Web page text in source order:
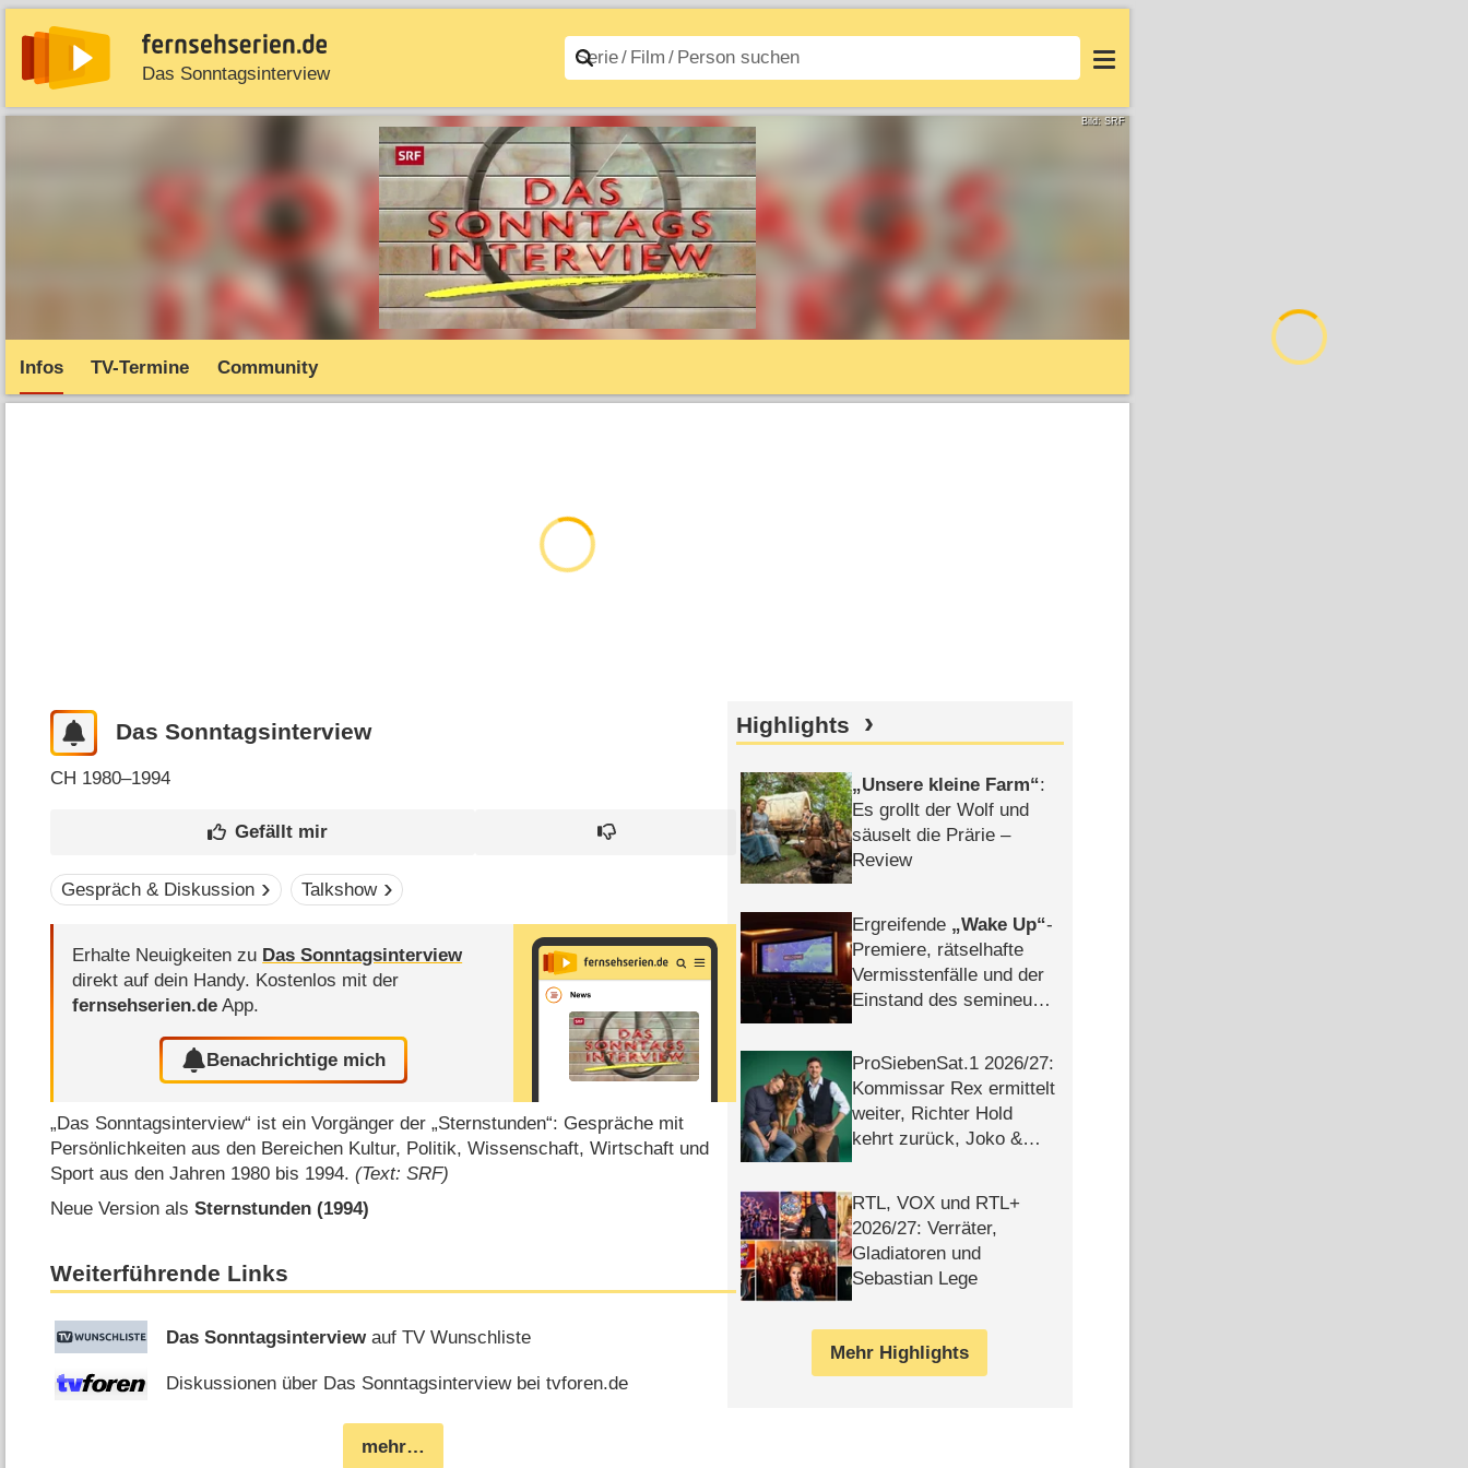
Das Sonntagsinterview
News Entdecken Streaming Filme A–Z Login
Bild: SRF
Infos TV-Termine Community
Das Sonntagsinterview
CH 1980–1994
Gespräch & Diskussion Talkshow
Erhalte Neuigkeiten zu Das Sonntagsinterview
direkt auf dein Handy. Kostenlos mit der
fernsehserien.de App.
Benachrichtige mich
„Das Sonntagsinterview“ ist ein Vorgänger der „Sternstunden“: Gespräche mit
Persönlichkeiten aus den Bereichen Kultur, Politik, Wissenschaft, Wirtschaft und
Sport aus den Jahren 1980 bis 1994.(Text: SRF)
Neue Version alsSternstunden (1994)
Weiterführende Links
Das Sonntagsinterviewauf TV Wunschliste
Diskussionen über Das Sonntagsinterview bei tvforen.de
mehr…
Highlights
Unsere kleine Farm :
Es grollt der Wolf und
säuselt die Prärie –
Review
Ergreifende Wake Up -
Premiere, rätselhafte
Vermisstenfälle und der
Einstand des semineuen
ProSiebenSat.1 2026/​27:
Kommissar Rex ermittelt
weiter, Richter Hold
kehrt zurück, Joko &
RTL, VOX und RTL+
2026/​27: Verräter,
Gladiatoren und
Sebastian Lege
Mehr Highlights